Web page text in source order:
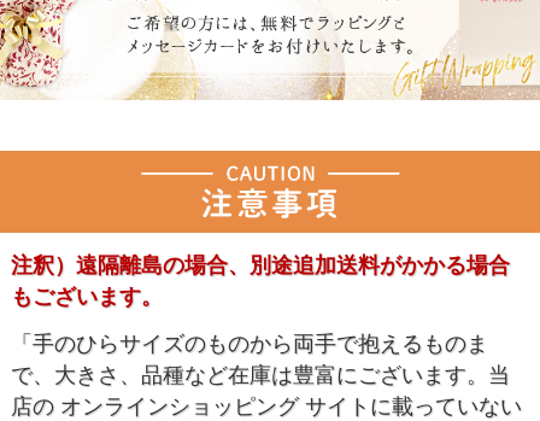
注釈）遠隔離島の場合、別途追加送料がかかる場合
もございます。
「手のひらサイズのものから両手で抱えるものま
で、大きさ、品種など在庫は豊富にございます。当
店の オンラインショッピング サイトに載っていない